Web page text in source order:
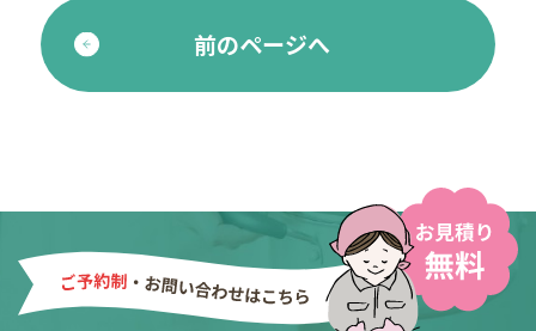
前のページへ